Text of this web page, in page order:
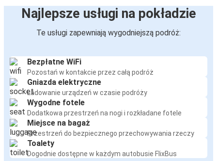
Najlepsze usługi na pokładzie
Te usługi zapewniają wygodniejszą podróż:
Bezpłatne WiFi
Pozostań w kontakcie przez całą podróż
Gniazda elektryczne
Ładowanie urządzeń w czasie podróży
Wygodne fotele
Dodatkowa przestrzeń na nogi i rozkładane fotele
Miejsce na bagaż
Przestrzeń do bezpiecznego przechowywania rzeczy
Toalety
Dogodnie dostępne w każdym autobusie FlixBus